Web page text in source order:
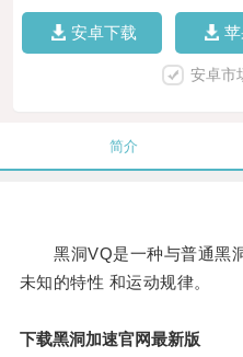
安卓下载
安卓市
简介
黑洞VQ是一种与普通黑洞
未知的特性 和运动规律。
下载黑洞加速官网最新版